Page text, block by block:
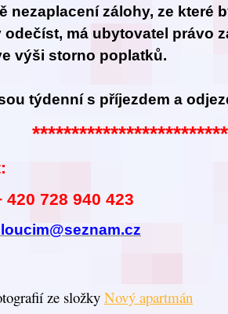
nezaplacení zálohy, ze které
odečíst, má ubytovatel právo
výši storno poplatků.
týdenní s příjezdem a
420 728 940 423
ze složky Nový apartmán